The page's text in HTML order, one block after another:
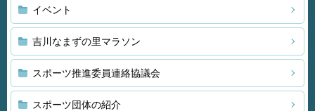
イベント
吉川なまずの里マラソン
スポーツ推進委員連絡協議会
スポーツ団体の紹介